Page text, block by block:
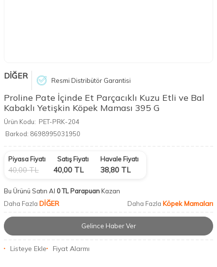
DİĞER Resmi Distribütör Garantisi
Proline Pate İçinde Et Parçacıklı Kuzu Etli ve Bal
Kabaklı Yetişkin Köpek Maması 395 G
Ürün Kodu: PET-PRK-204
Barkod: 8698995031950
Piyasa Fiyatı
40,00TL
Satış Fiyatı
40,00 TL
Havale Fiyatı
38,80 TL
Bu Ürünü Satın Al 0 TL ParapuanKazan
Daha Fazla DİĞER Daha Fazla Köpek Mamaları
Gelince Haber Ver
Listeye Ekle Fiyat Alarmı